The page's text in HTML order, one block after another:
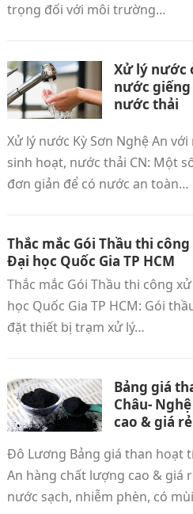
trọng đối với môi trường…
Xử lý nước
nước
nước thải
Xử lý nước Kỳ Sơn Nghệ An
sinh hoạt, nước thải CN: Một
đơn giản để có nước an toàn…
Thắc mắc Gói Thầu thi
Đại học Quốc Gia TP HCM
Thắc mắc Gói Thầu thi công
học Quốc Gia TP HCM: Gói
đặt thiết bị trạm xử lý…
Bảng giá
Châu‎-
cao & giá rẻ
Đô Lương Bảng giá than hoạt
An hàng chất lượng cao & giá
nước sạch, nhiễm phèn, có